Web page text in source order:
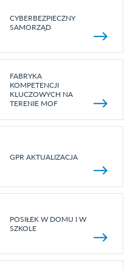
CYBERBEZPIECZNY
SAMORZĄD
FABRYKA
KOMPETENCJI
KLUCZOWYCH NA
TERENIE MOF
GPR AKTUALIZACJA
POSIŁEK W DOMU I W
SZKOLE